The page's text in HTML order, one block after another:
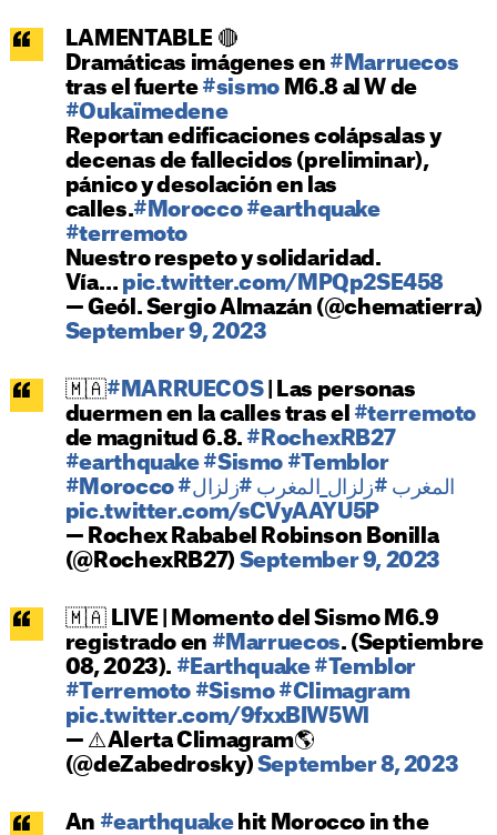
LAMENTABLE 🔴
Dramáticas imágenes en #Marruecos
tras el fuerte #sismoM6.8 al W de
#Oukaïmedene
Reportan edificaciones colápsalas y
decenas de fallecidos (preliminar),
pánico y desolación en las
calles.#Morocco #earthquake
#terremoto
Nuestro respeto y solidaridad.
Vía… pic.twitter.com/MPQp2SE458
— Geól. Sergio Almazán (@chematierra)
September 9, 2023
🇲🇦#MARRUECOS| Las personas
duermen en la calles tras el #terremoto
de magnitud 6.8. #RochexRB27
#earthquake #Sismo #Temblor
#Morocco
#المغرب #زلزال_المغرب #زلزال
pic.twitter.com/sCVyAAYU5P
— Rochex Rababel Robinson Bonilla
(@RochexRB27) September 9, 2023
🇲🇦 LIVE | Momento del Sismo M6.9
registrado en #Marruecos. (Septiembre
08, 2023). #Earthquake #Temblor
#Terremoto #Sismo #Climagram
pic.twitter.com/9fxxBIW5Wl
— ⚠️Alerta Climagram🌎
(@deZabedrosky) September 8, 2023
An #earthquakehit Morocco in the